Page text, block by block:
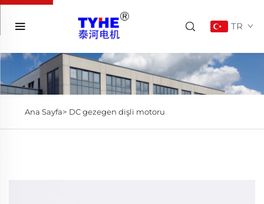
TR
Ana Sayfa> DC gezegen dişli motoru